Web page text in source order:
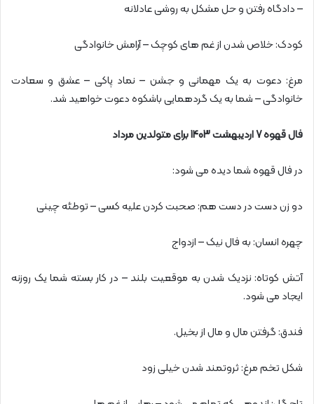
– دادگاه رفتن و حل مشکل به روشی عادلانه
کودک: خلاص شدن از غم های کوچک – آرامش خانوادگی
مرغ: دعوت به یک مهمانی و جشن – نماد پاکی – عشق و سعادت
خانوادگی – شما به یک گردهمایی باشکوه دعوت خواهید شد.
فال قهوه 7 اردیبهشت 1403 برای متولدین مرداد
در فال قهوه شما دیده می شود:
دو زن دست در دست هم: صحبت کردن علیه کسی – توطئه چینی
چهره انسان: به فال نیک – ازدواج
آتش کوتاه: نزدیک شدن به موقعیت بلند – در کار بسته شما یک روزنه
ایجاد می شود.
فندق: گرفتن مال و مال از بخیل.
شکل تخم مرغ: ثروتمند شدن خیلی زود